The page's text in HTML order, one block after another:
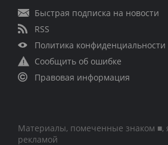
Быстрая подписка на новости
RSS
Политика конфиденциальности
Сообщить об ошибке
Правовая информация
Материалы, помеченные знаком ■,
рекламой